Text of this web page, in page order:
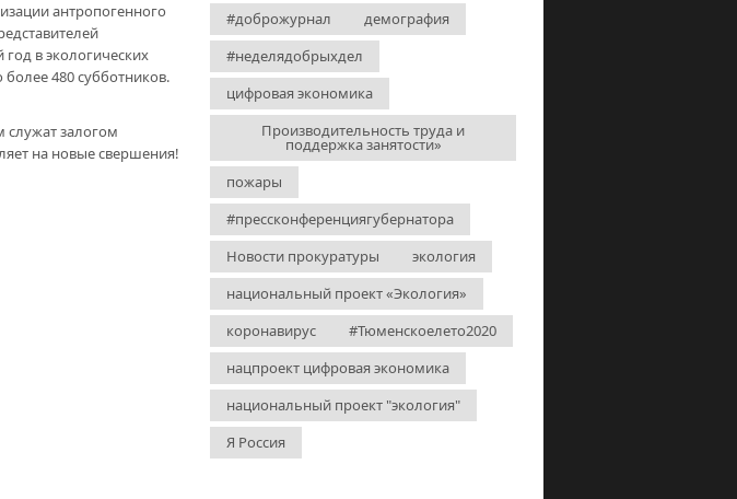
антропогенного
в экологических
480 субботников.
залогом
на новые свершения!
#доброжурнал
демография
#неделядобрыхдел
цифровая экономика
Производительность труда и
поддержка занятости»
пожары
#прессконференциягубернатора
Новости прокуратуры
экология
национальный проект «Экология»
коронавирус
#Тюменскоелето2020
нацпроект цифровая экономика
национальный проект "экология"
Я Россия